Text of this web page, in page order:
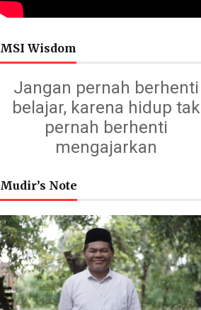
MSI Wisdom
Jangan pernah berhenti
belajar, karena hidup tak
pernah berhenti
mengajarkan
Mudir’s Note